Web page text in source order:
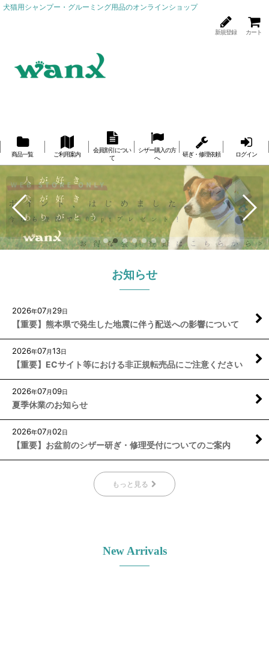
犬猫用シャンプー・グルーミング用品のオンラインショップ
新規登録 カート
商品一覧 ご利用案内
会員割引につい
て
シザー購入の方
へ
研ぎ・修理依頼 ログイン
お知らせ
2026年07月 29日
【重要】熊本県で発生した地震に伴う配送への影響について
2026年07月13日
【重要】ECサイト等における非正規転売品にご注意ください
2026年07月09日
夏季休業のお知らせ
2026年07月02日
【重要】お盆前のシザー研ぎ・修理受付についてのご案内
もっと見る
New Arrivals